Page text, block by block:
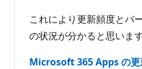
これにより更新頻度とバ
の状況が分かると思います
Microsoft 365 Apps の更